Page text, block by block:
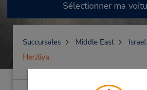
Sélectionner ma
Succursales Middle East
Israel
Herzliya